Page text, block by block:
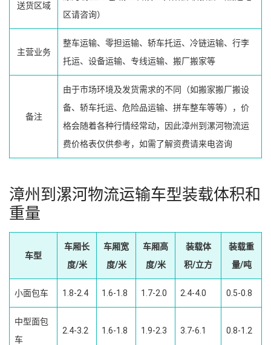
送货区域
区请咨询）
主营业务
整车运输、零担运输、轿车托运、冷链运输、行李
托运、设备运输、专线运输、搬厂搬家等
备注
由于市场环境及发货需求的不同（如搬家搬厂搬设
备、轿车托运、危险品运输、拼车整车等等），价
格会随着各种行情经常动，因此漳州到漯河物流运
费价格表仅供参考，如需了解资费请来电咨询
漳州到漯河物流运输车型装载体积和
重量
车型
车厢长
度/米
车厢宽
度/米
车厢高
度/米
装载体
积/立方
装载重
量/吨
小面包车 1.8-2.4 1.6-1.8 1.7-2.0 2.4-4.0 0.5-0.8
中型面包
车
2.4-3.2 1.6-1.8 1.9-2.3 3.7-6.1 0.8-1.2